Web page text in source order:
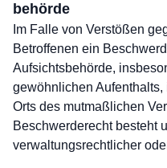
behörde
Im Falle von Verstößen
Betroffenen ein
Aufsichtsbehörde,
gewöhnlichen
Orts des mutmaßlichen
Beschwerderecht besteht
verwaltungsrechtlicher